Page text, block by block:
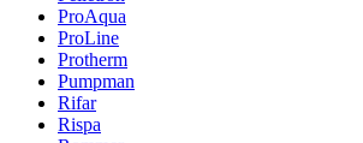
ProAqua
ProLine
Protherm
Pumpman
Rifar
Rispa